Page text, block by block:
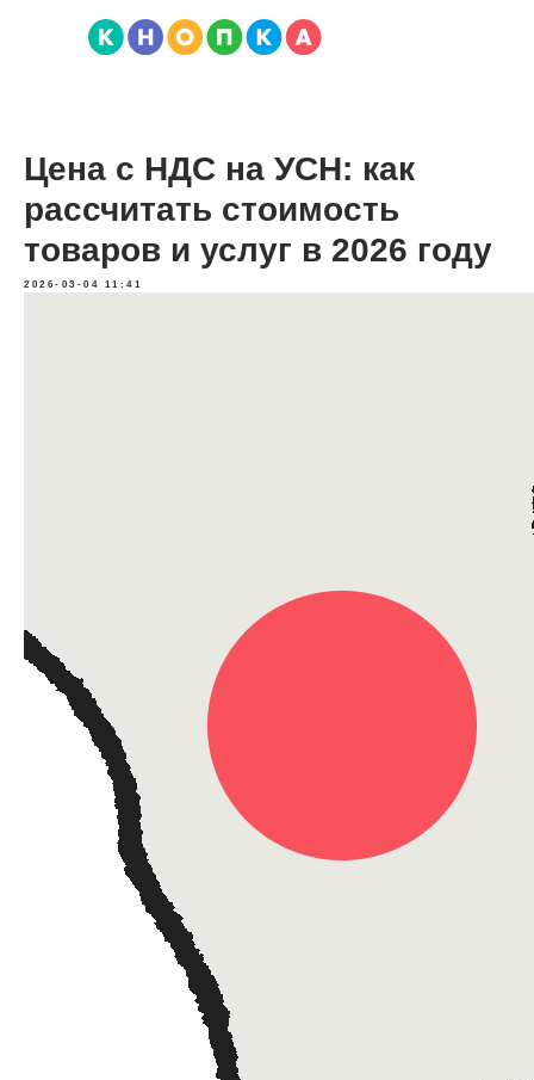
Цена с НДС на УСН: как
рассчитать стоимость
товаров и услуг в 2026 году
2026-03-04 11:41